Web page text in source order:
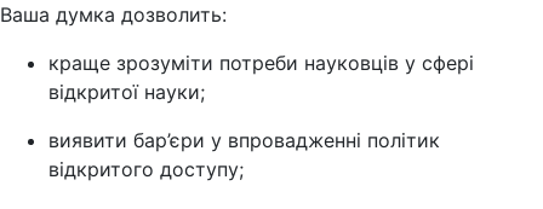
Ваша думка дозволить:
краще зрозуміти потреби науковців у сфері
відкритої науки;
виявити бар’єри у впровадженні політик
відкритого доступу;